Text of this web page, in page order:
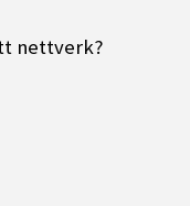
nettverk?